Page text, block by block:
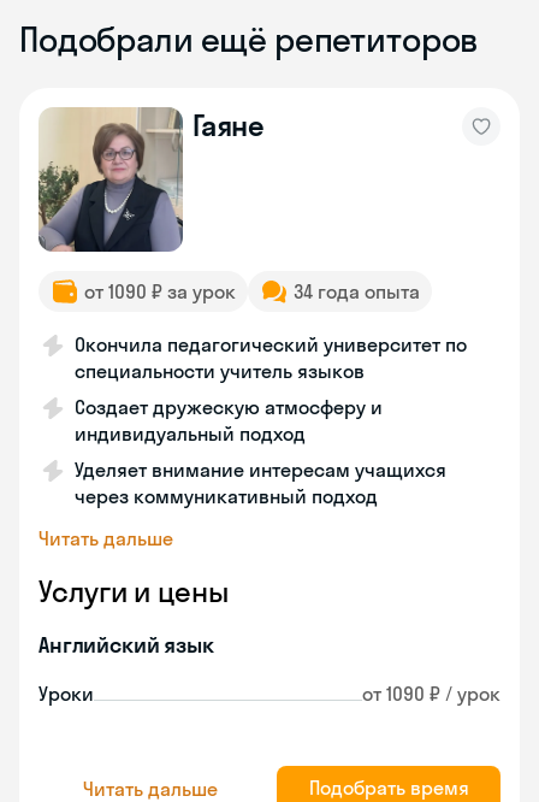
Подобрали ещё репетиторов
Гаяне
от 1090 ₽ за урок 34 года опыта
Окончила педагогический университет по
специальности учитель языков
Создает дружескую атмосферу и
индивидуальный подход
Уделяет внимание интересам учащихся
через коммуникативный подход
Читать дальше
Услуги и цены
Английский язык
Уроки от 1090 ₽ / урок
Читать дальше Подобрать время